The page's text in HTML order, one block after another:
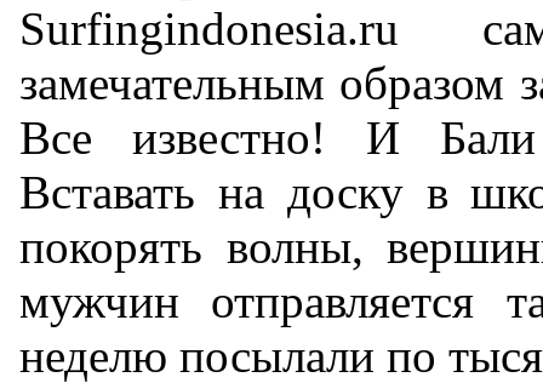
Surfingindonesia.ru
замечательным образом
Все известно! И
Вставать на доску в
покорять волны,
мужчин отправляется
неделю посылали по